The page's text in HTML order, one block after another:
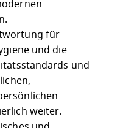
für
und die
und
weiter.